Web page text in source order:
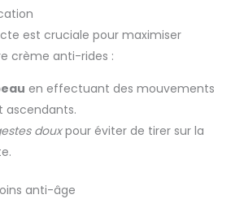
est cruciale pour maximiser
crème anti-rides :
en effectuant des mouvements
ascendants.
douxpour éviter de tirer sur la
anti-âge